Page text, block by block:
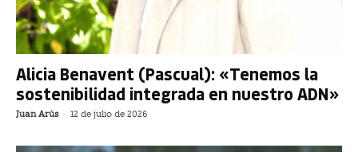
Alicia Benavent (Pascual): «Tenemos la
sostenibilidad integrada en nuestro ADN»
Juan Arús - 12 de julio de 2026